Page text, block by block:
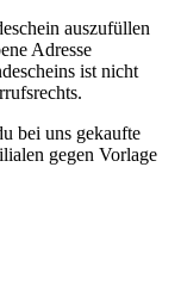
auszufüllen
Adresse
ist nicht
bei uns gekaufte
gegen Vorlage